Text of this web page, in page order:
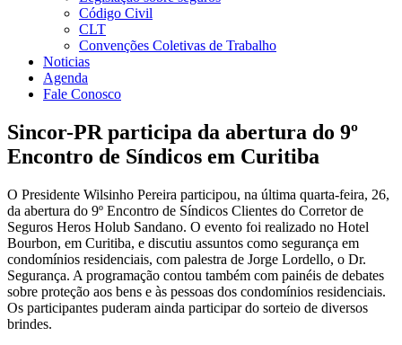
Código Civil
CLT
Convenções Coletivas de Trabalho
Noticias
Agenda
Fale Conosco
Sincor-PR participa da abertura do 9º
Encontro de Síndicos em Curitiba
O Presidente Wilsinho Pereira participou, na última quarta-feira, 26,
da abertura do 9º Encontro de Síndicos Clientes do Corretor de
Seguros Heros Holub Sandano. O evento foi realizado no Hotel
Bourbon, em Curitiba, e discutiu assuntos como segurança em
condomínios residenciais, com palestra de Jorge Lordello, o Dr.
Segurança. A programação contou também com painéis de debates
sobre proteção aos bens e às pessoas dos condomínios residenciais.
Os participantes puderam ainda participar do sorteio de diversos
brindes.